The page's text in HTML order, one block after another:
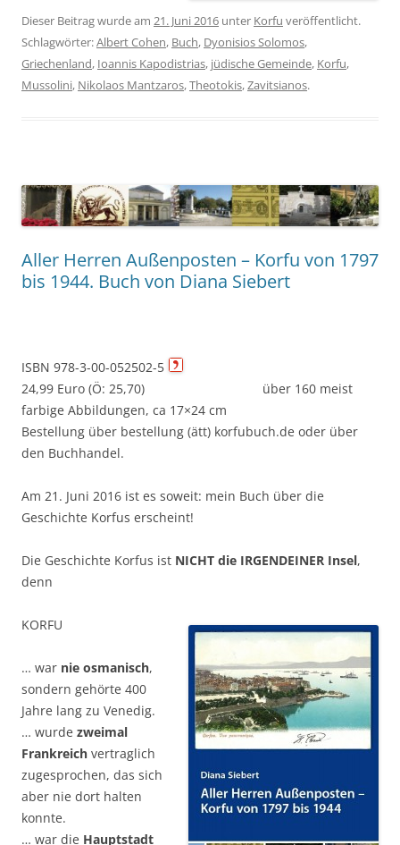
Dieser Beitrag wurde am 21. Juni 2016 unter Korfu veröffentlicht.
Schlagwörter:Albert Cohen, Buch, Dyonisios Solomos,
Griechenland, Ioannis Kapodistrias, jüdische Gemeinde, Korfu,
Mussolini, Nikolaos Mantzaros,Theotokis,Zavitsianos.
Aller Herren Außenposten – Korfu von 1797
bis 1944. Buch von Diana Siebert
ISBN 978-3-00-052502-5
24,99 Euro (Ö: 25,70) über 160 meist
farbige Abbildungen, ca 17×24 cm
Bestellung über bestellung (ätt) korfubuch.de oder über
den Buchhandel.
Am 21. Juni 2016 ist es soweit: mein Buch über die
Geschichte Korfus erscheint!
Die Geschichte Korfus ist NICHT die IRGENDEINER Insel,
denn
KORFU
… war nie osmanisch,
sondern gehörte 400
Jahre lang zu Venedig.
… wurde zweimal
Frankreich vertraglich
zugesprochen, das sich
aber nie dort halten
konnte.
… war die Hauptstadt